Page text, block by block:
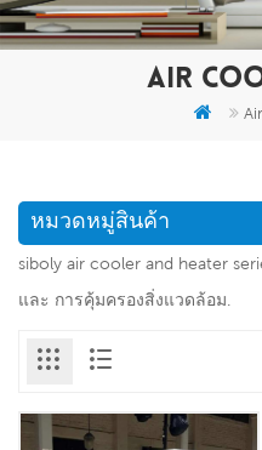
AIR
หมวดหมู่สินค้า
siboly air cooler and heater
และ การคุ้มครองสิ่งแวดล้อม.